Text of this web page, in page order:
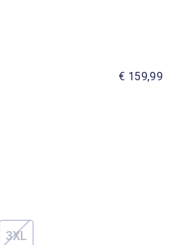
€ 159,99
niet beschikbaar.)
is momenteel niet beschikbaar.)
optie is momenteel niet
3XL(Deze optie is momenteel niet